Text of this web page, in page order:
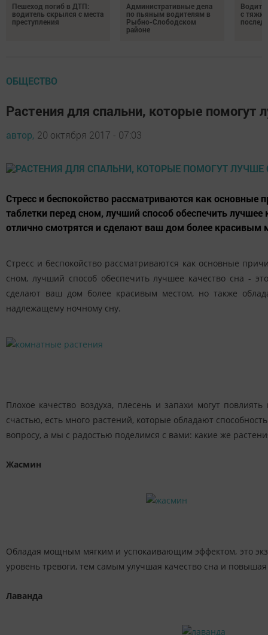
Пешеход погиб в ДТП:
водитель скрылся с места
преступления
Административные дела
по пьяным водителям в
Рыбно-Слободском
районе
с
ОБЩЕСТВО
Растения для спальни, которые помогут
автор, 20 октября 2017 - 07:03
Стресс и беспокойство рассматриваются как
таблетки перед сном, лучший способ обеспечить
отлично смотрятся и сделают ваш дом более
Стресс и беспокойство рассматриваются как основные
сном, лучший способ обеспечить лучшее качество сна -
сделают ваш дом более красивым местом, но также
надлежащему ночному сну.
Плохое качество воздуха, плесень и запахи могут
счастью, есть много растений, которые обладают
вопросу, а мы с радостью поделимся с вами: какие же
Жасмин
Обладая мощным мягким и успокаивающим эффектом, это
уровень тревоги, тем самым улучшая качество сна и
Лаванда